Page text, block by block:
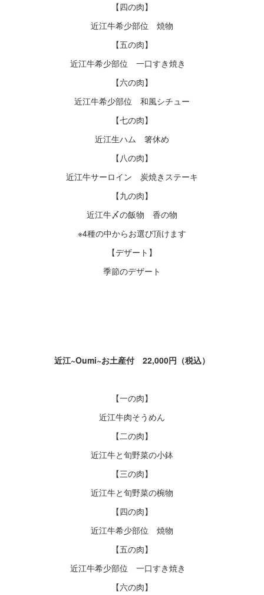
【四の肉】
近江牛希少部位 焼物
【五の肉】
近江牛希少部位 一口すき焼き
【六の肉】
近江牛希少部位 和風シチュー
【七の肉】
近江生ハム 箸休め
【八の肉】
近江牛サーロイン 炭焼きステーキ
【九の肉】
近江牛〆の飯物 香の物
※4種の中からお選び頂けます
【デザート】
季節のデザート
近江~Oumi~お土産付 22,000円（税込）
【一の肉】
近江牛肉そうめん
【二の肉】
近江牛と旬野菜の小鉢
【三の肉】
近江牛と旬野菜の椀物
【四の肉】
近江牛希少部位 焼物
【五の肉】
近江牛希少部位 一口すき焼き
【六の肉】